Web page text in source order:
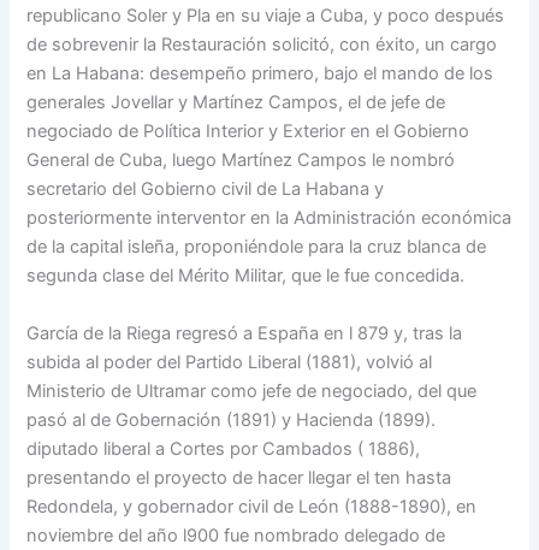
republicano Soler y Pla en su viaje a Cuba, y poco después
de sobrevenir la Restauración solicitó, con éxito, un cargo
en La Habana: desempeño primero, bajo el mando de los
generales Jovellar y Martínez Campos, el de jefe de
negociado de Política Interior y Exterior en el Gobierno
General de Cuba, luego Martínez Campos le nombró
secretario del Gobierno civil de La Habana y
posteriormente interventor en la Administración económica
de la capital isleña, proponiéndole para la cruz blanca de
segunda clase del Mérito Militar, que le fue concedida.
García de la Riega regresó a España en l 879 y, tras la
subida al poder del Partido Liberal (1881), volvió al
Ministerio de Ultramar como jefe de negociado, del que
pasó al de Gobernación (1891) y Hacienda (1899).
diputado liberal a Cortes por Cambados ( 1886),
presentando el proyecto de hacer llegar el ten hasta
Redondela, y gobernador civil de León (1888-1890), en
noviembre del año l900 fue nombrado delegado de